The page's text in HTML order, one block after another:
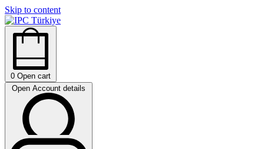
Skip to content
0 Open cart
Open Account details